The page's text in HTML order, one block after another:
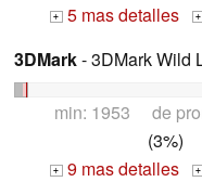
+ 5 mas detalles +
3DMark- 3DMark Wild
min: 1953 de
(3%)
+ 9 mas detalles +